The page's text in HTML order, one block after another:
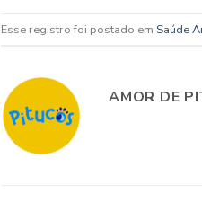
Esse registro foi postado em Saúde
AMOR DE